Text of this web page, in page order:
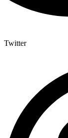
Twitter